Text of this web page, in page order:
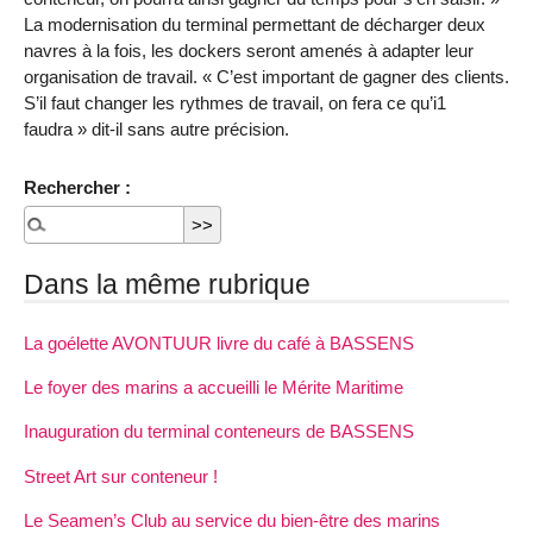
La modernisation du terminal permettant de décharger deux
navres à la fois, les dockers seront amenés à adapter leur
organisation de travail. « C’est important de gagner des clients.
S’il faut changer les rythmes de travail, on fera ce qu’i1
faudra » dit-il sans autre précision.
Rechercher :
Dans la même rubrique
La goélette AVONTUUR livre du café à BASSENS
Le foyer des marins a accueilli le Mérite Maritime
Inauguration du terminal conteneurs de BASSENS
Street Art sur conteneur !
Le Seamen’s Club au service du bien-être des marins